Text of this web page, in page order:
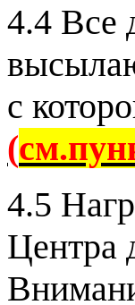
4.4 Все
с
(
4.5
Центра